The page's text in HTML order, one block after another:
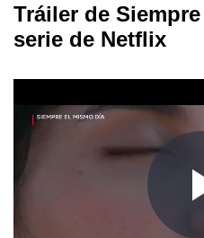
Tráiler de
serie de Netflix